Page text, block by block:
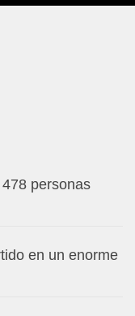
personas
en un enorme